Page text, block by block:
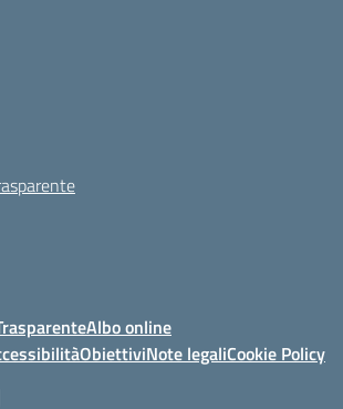
Albo online
ObiettiviNote legaliCookie Policy